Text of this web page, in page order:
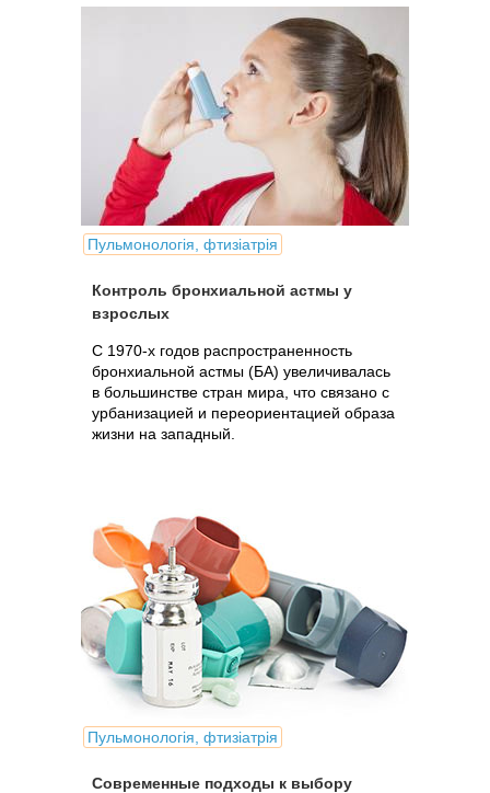
Пульмонологія, фтизіатрія
Контроль бронхиальной астмы у
взрослых
С 1970-х годов распространенность
бронхиальной астмы (БА) увеличивалась
в большинстве стран мира, что связано с
урбанизацией и переориентацией образа
жизни на западный.
Пульмонологія, фтизіатрія
Современные подходы к выбору